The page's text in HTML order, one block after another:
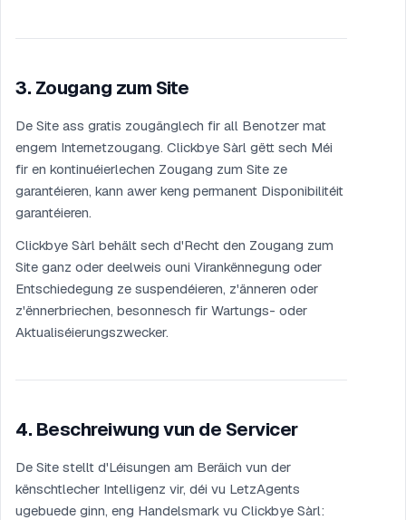
3. Zougang zum Site
De Site ass gratis zougänglech fir all Benotzer mat
engem Internetzougang. Clickbye Sàrl gëtt sech Méi
fir en kontinuéierlechen Zougang zum Site ze
garantéieren, kann awer keng permanent Disponibilitéit
garantéieren.
Clickbye Sàrl behält sech d'Recht den Zougang zum
Site ganz oder deelweis ouni Virankënnegung oder
Entschiedegung ze suspendéieren, z'änneren oder
z'ënnerbriechen, besonnesch fir Wartungs- oder
Aktualiséierungszwecker.
4. Beschreiwung vun de Servicer
De Site stellt d'Léisungen am Beräich vun der
kënschtlecher Intelligenz vir, déi vu LetzAgents
ugebuede ginn, eng Handelsmark vu Clickbye Sàrl: